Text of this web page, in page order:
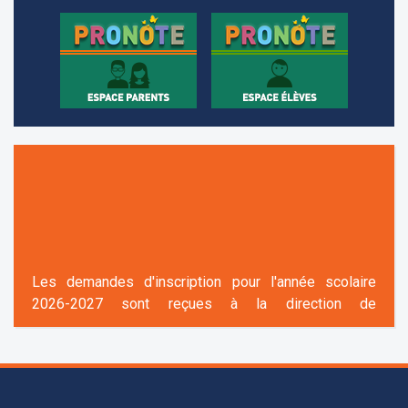
+961 25 601 171
+961 25 601 172
+961 3 669 641
2026-2027 sont reçues à la direction de
l'établissement selon des rendez-vous fixés à
l’avance.
+961 25 601 171